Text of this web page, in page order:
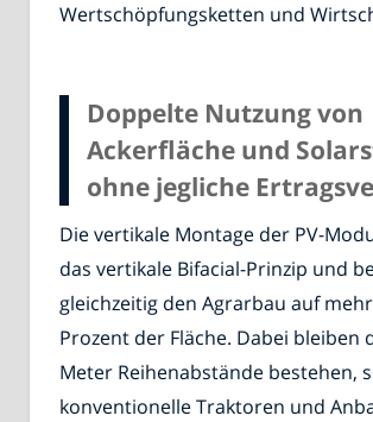
Wertschöpfungsketten und
Doppelte Nutzung von
Ackerfläche und
ohne jegliche
Die vertikale Montage der PV-
das vertikale Bifacial-Prinzip und
gleichzeitig den Agrarbau auf
Prozent der Fläche. Dabei bleiben
Meter Reihenabstände bestehen,
konventionelle Traktoren und